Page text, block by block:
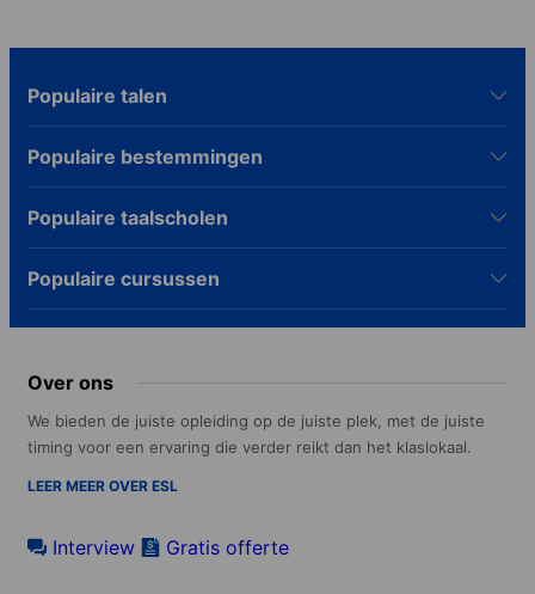
Populaire talen
Populaire bestemmingen
Populaire taalscholen
Populaire cursussen
Over ons
We bieden de juiste opleiding op de juiste plek, met de juiste
timing voor een ervaring die verder reikt dan het klaslokaal.
LEER MEER OVER ESL
Interview Gratis offerte